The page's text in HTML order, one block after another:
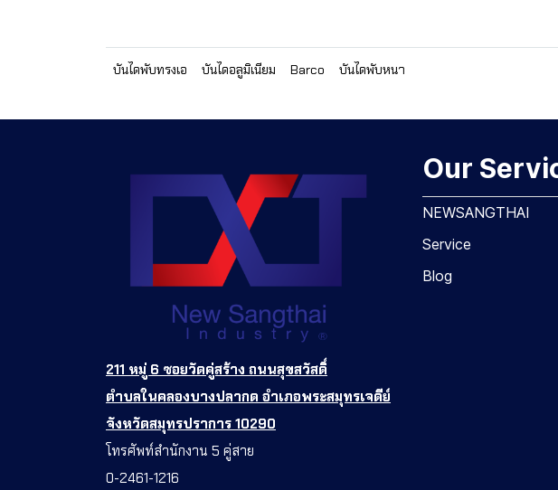
บันไดพับทรงเอ บันไดอลูมิเนียม Barco บันไดพับหนา
211 หมู่ 6 ซอยวัดคู่สร้าง ถนนสุขสวัสดิ์
ตำบลในคลองบางปลากด อำเภอพระสมุทรเจดีย์
จังหวัดสมุทรปราการ 10290
โทรศัพท์สำนักงาน 5 คู่สาย
0-2461-1216
Our
NEWSANGTHAI
Service
Blog